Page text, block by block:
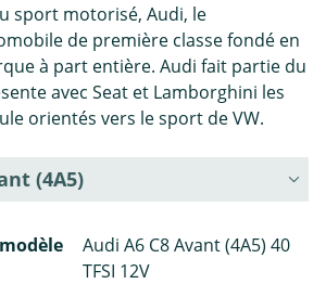
sport motorisé, Audi, le
de première classe fondé en
à part entière. Audi fait partie du
avec Seat et Lamborghini les
orientés vers le sport de VW.
(4A5)
Audi A6 C8 Avant (4A5) 40
TFSI 12V